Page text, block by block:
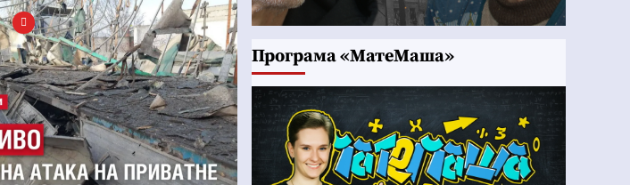
Програма «МатеМаша»